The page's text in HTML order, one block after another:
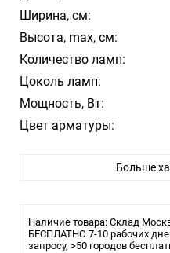
Ширина, см:
Высота, max, см:
Количество ламп:
Цоколь ламп:
Мощность, Вт:
Цвет арматуры:
Большой
Тип лампы:
Больше
Наличие товара: Склад
БЕСПЛАТНО 7-10 рабочих
запросу, >50 городов